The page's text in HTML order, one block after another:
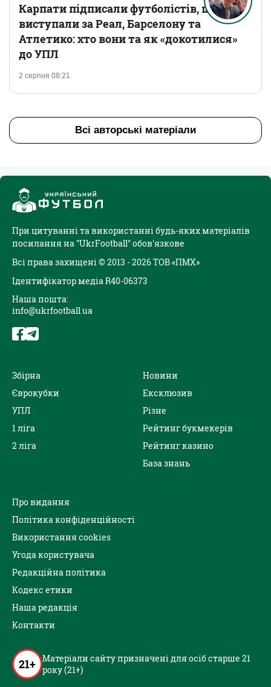
2 серпня 08:21
Карпати підписали футболістів, що
виступали за Реал, Барселону та
Атлетико: хто вони та як «докотилися»
до УПЛ
Всі авторські матеріали
При цитуванні та використанні будь-яких матеріалів
посилання на "UkrFootball" обов'язкове
Всі права захищені © 2013 - 2026 ТОВ «ПМХ»
Ідентифікатор медіа R40-06373
Наша пошта:
info@ukrfootball.ua
Збірна
Єврокубки
УПЛ
1 ліга
2 ліга
Новини
Ексклюзив
Різне
Рейтинг букмекерів
Рейтинг казино
База знань
Про видання
Політика конфіденційності
Використання cookies
Угода користувача
Редакційна політика
Кодекс етики
Наша редакція
Контакти
21+ Матеріали сайту призначені для осіб старше 21
року (21+)